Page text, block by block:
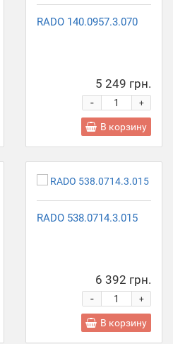
RADO 140.0957.3.070
5 249 грн.
+
-
В корзину
RADO 538.0714.3.015
6 392 грн.
+
-
В корзину